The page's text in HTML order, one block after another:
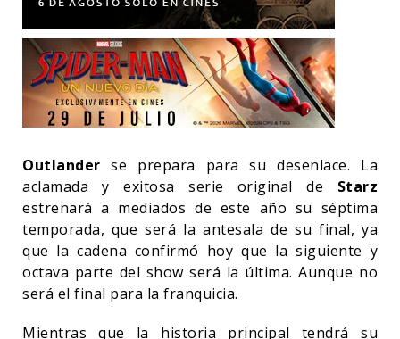
Outlanderse prepara para su desenlace. La
aclamada y exitosa serie original de Starz
estrenará a mediados de este año su séptima
temporada, que será la antesala de su final, ya
que la cadena confirmó hoy que la siguiente y
octava parte del show será la última. Aunque no
será el final para la franquicia.
Mientras que la historia principal tendrá su